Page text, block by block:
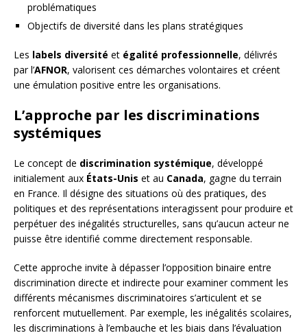
problématiques
Objectifs de diversité dans les plans stratégiques
Les labels diversité et égalité professionnelle, délivrés
par l’AFNOR, valorisent ces démarches volontaires et créent
une émulation positive entre les organisations.
L’approche par les discriminations
systémiques
Le concept de discrimination systémique, développé
initialement aux États-Unis et au Canada, gagne du terrain
en France. Il désigne des situations où des pratiques, des
politiques et des représentations interagissent pour produire et
perpétuer des inégalités structurelles, sans qu’aucun acteur ne
puisse être identifié comme directement responsable.
Cette approche invite à dépasser l’opposition binaire entre
discrimination directe et indirecte pour examiner comment les
différents mécanismes discriminatoires s’articulent et se
renforcent mutuellement. Par exemple, les inégalités scolaires,
les discriminations à l’embauche et les biais dans l’évaluation